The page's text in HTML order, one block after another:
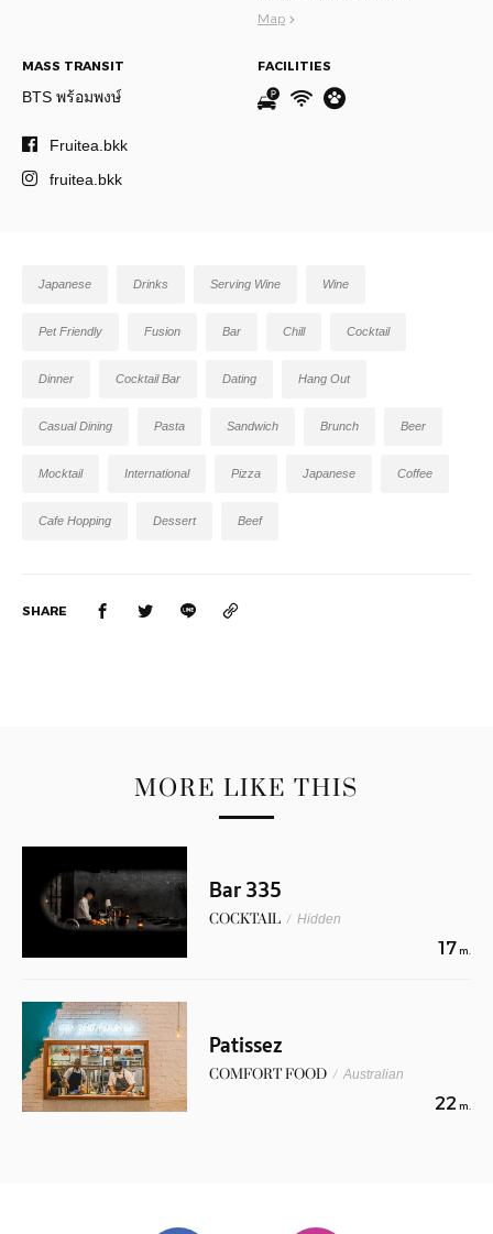
Map
MASS TRANSIT
BTS พร้อมพงษ์
FACILITIES
Fruitea.bkk
fruitea.bkk
Japanese Drinks Serving Wine Wine
Pet Friendly Fusion Bar Chill Cocktail
Dinner Cocktail Bar Dating Hang Out
Casual Dining Pasta Sandwich Brunch Beer
Mocktail International Pizza Japanese Coffee
Cafe Hopping Dessert Beef
SHARE
MORE LIKE THIS
Bar 335
COCKTAIL / Hidden
17m.
Patissez
COMFORT FOOD / Australian
22 m.